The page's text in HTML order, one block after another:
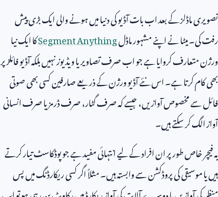
تصویری ماڈلز کے بعد اب بات آڈیو کی دنیا میں ہونے والی ایک بڑی پیش
رفت کی۔ میٹا نے اپنے مشہور ماڈلSegment Anythingکا ایک نیا
ورژن متعارف کروایا ہے جو اب صرف تصاویر یا ویڈیوز نہیں بلکہ آڈیو فائلز پر
بھی کام کرتا ہے۔ اس نئے آڈیو ورژن کے ذریعے صارفین کسی بھی صوتی
فائل سے مخصوص آوازیں، جیسے کہ صرف گٹار، صرف ڈرمز یا صرف انسانی
آواز الگ کر سکتے ہیں۔
یہ فیچر خاص طور پر ان افراد کے لیے انتہائی مفید ہے جو پوڈکاسٹ تیار کرتے
ہیں یا موسیقی کی پروڈکشن سے وابستہ ہیں۔ مثلاً اگر کسی ریکارڈنگ میں پس